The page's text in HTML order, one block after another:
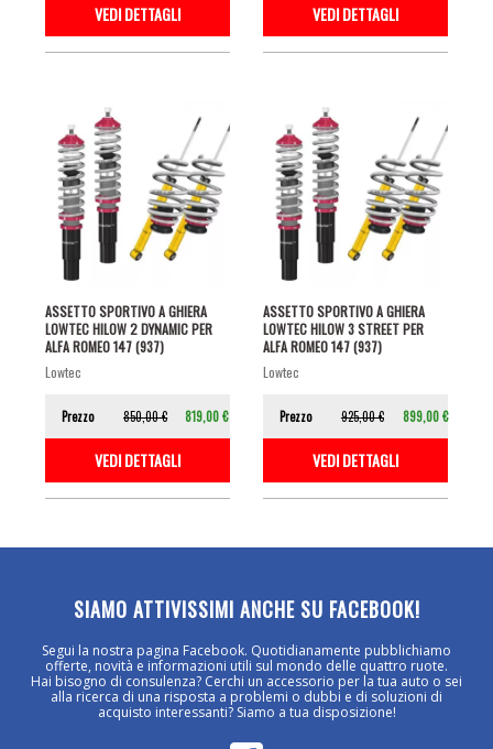
VEDI DETTAGLI VEDI DETTAGLI
ASSETTO SPORTIVO A GHIERA
LOWTEC HILOW 2 DYNAMIC PER
ALFA ROMEO 147 (937)
lowtec
Prezzo 850,00 € 819,00 €
VEDI DETTAGLI
ASSETTO SPORTIVO A GHIERA
LOWTEC HILOW 3 STREET PER
ALFA ROMEO 147 (937)
lowtec
Prezzo 925,00 € 899,00 €
VEDI DETTAGLI
SIAMO ATTIVISSIMI ANCHE SU FACEBOOK!
Segui la nostra pagina Facebook. Quotidianamente pubblichiamo
offerte, novità e informazioni utili sul mondo delle quattro ruote.
Hai bisogno di consulenza? Cerchi un accessorio per la tua auto o sei
alla ricerca di una risposta a problemi o dubbi e di soluzioni di
acquisto interessanti? Siamo a tua disposizione!